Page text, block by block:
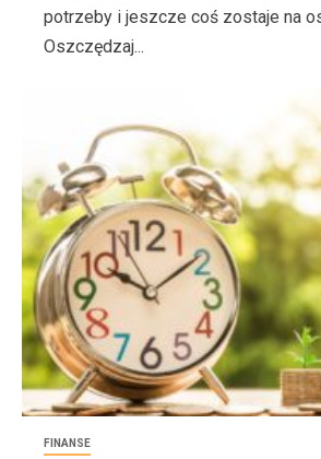
potrzeby i jeszcze coś zostaje na
Oszczędzaj...
FINANSE